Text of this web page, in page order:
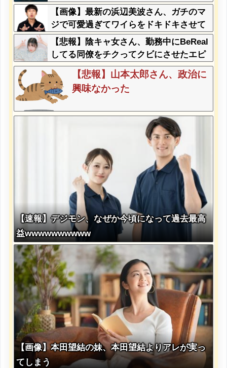
【画像】最新の浜辺美波さん、ガチのマ
ジで可愛過ぎてワイらをドキドキさせて
しまうw w w w w w w
【悲報】陰キャ女さん、勤務中にBeReal
してる同僚をチクってクビにさせたエピ
ソードを大公開←これガチだと思
う？？？？？
【悲報】山本太郎さん、政治に
興味なかった
【速報】デジモン、なぜか今頃になって過去最高
益wwwwwwwwww
【画像】本田望結の妹、本田望結よりアレが実っ
てしまう